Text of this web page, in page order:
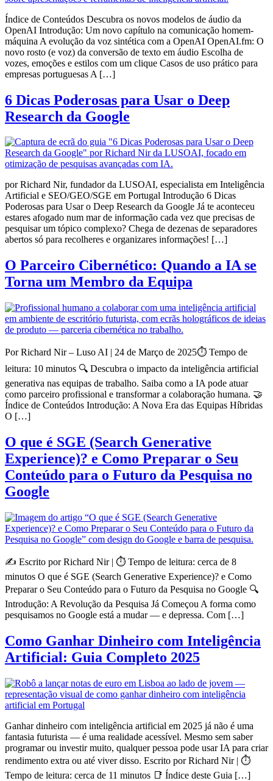
Índice de Conteúdos Descubra os novos modelos de áudio da
OpenAI Introdução: Um novo capítulo na comunicação homem-
máquina A evolução da voz sintética com a OpenAI OpenAI.fm: O
novo rosto (e voz) da conversão de texto em áudio Escolha de
vozes, emoções e estilos com um clique Casos de uso prático para
empresas portuguesas A […]
6 Dicas Poderosas para Usar o Deep
Research da Google
por Richard Nir, fundador da LUSOAI, especialista em Inteligência
Artificial e SEO/GEO/SGE em Portugal Introdução 6 Dicas
Poderosas para Usar o Deep Research da Google Já te aconteceu
estares afogado num mar de informação cada vez que precisas de
pesquisar um tópico complexo? Chega de dezenas de separadores
abertos só para recolheres e organizares informações! […]
O Parceiro Cibernético: Quando a IA se
Torna um Membro da Equipa
Por Richard Nir – Luso AI | 24 de Março de 2025⏱️ Tempo de
leitura: 10 minutos 🔍 Descubra o impacto da inteligência artificial
generativa nas equipas de trabalho. Saiba como a IA pode atuar
como parceiro profissional e transformar a colaboração humana. 🤝
Índice de Conteúdos Introdução: A Nova Era das Equipas Híbridas
O […]
O que é SGE (Search Generative
Experience)? e Como Preparar o Seu
Conteúdo para o Futuro da Pesquisa no
Google
✍️ Escrito por Richard Nir | ⏱️ Tempo de leitura: cerca de 8
minutos O que é SGE (Search Generative Experience)? e Como
Preparar o Seu Conteúdo para o Futuro da Pesquisa no Google 🔍
Introdução: A Revolução da Pesquisa Já Começou A forma como
pesquisamos no Google está a mudar — e depressa. Com […]
Como Ganhar Dinheiro com Inteligência
Artificial: Guia Completo 2025
Ganhar dinheiro com inteligência artificial em 2025 já não é uma
fantasia futurista — é uma realidade acessível. Mesmo sem saber
programar ou investir muito, qualquer pessoa pode usar IA para criar
rendimento extra ou até viver disso. Escrito por Richard Nir | ⏱️
Tempo de leitura: cerca de 11 minutos 📑 Índice deste Guia […]